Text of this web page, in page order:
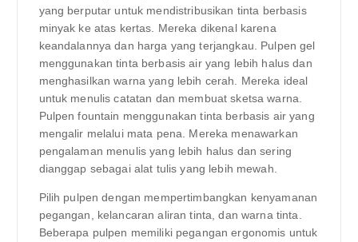
yang berputar untuk mendistribusikan tinta berbasis
minyak ke atas kertas. Mereka dikenal karena
keandalannya dan harga yang terjangkau. Pulpen gel
menggunakan tinta berbasis air yang lebih halus dan
menghasilkan warna yang lebih cerah. Mereka ideal
untuk menulis catatan dan membuat sketsa warna.
Pulpen fountain menggunakan tinta berbasis air yang
mengalir melalui mata pena. Mereka menawarkan
pengalaman menulis yang lebih halus dan sering
dianggap sebagai alat tulis yang lebih mewah.
Pilih pulpen dengan mempertimbangkan kenyamanan
pegangan, kelancaran aliran tinta, dan warna tinta.
Beberapa pulpen memiliki pegangan ergonomis untuk